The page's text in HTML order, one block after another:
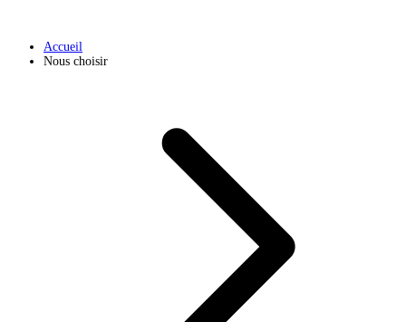
Accueil
Nous choisir